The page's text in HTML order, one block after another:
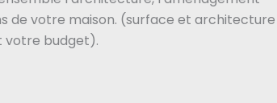
de votre maison. (surface et architecture
votre budget).